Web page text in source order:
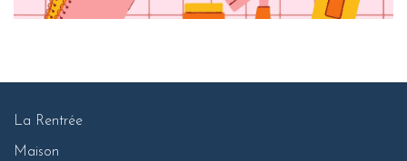
La Rentrée
Maison